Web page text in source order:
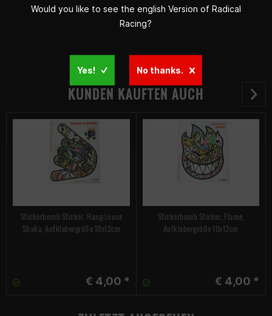
KUNDEN KAUFTEN AUCH
Stickerbomb Sticker, Hang-Loose
Shaka, Aufklebergröße 10x12cm
€ 4,00 *
Stickerbomb Sticker, Flame,
Aufklebergröße 10x12cm
€ 4,00 *
Would you like to see the english Version of Radical
Racing?
Yes! No thanks.